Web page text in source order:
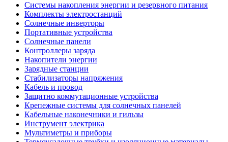
Системы накопления энергии и резервного питания
Комплекты электростанций
Солнечные инверторы
Портативные устройства
Солнечные панели
Контроллеры заряда
Накопители энергии
Зарядные станции
Стабилизаторы напряжения
Кабель и провод
Защитно коммутационные устройства
Крепежные системы для солнечных панелей
Кабельные наконечники и гильзы
Инструмент электрика
Мультиметры и приборы